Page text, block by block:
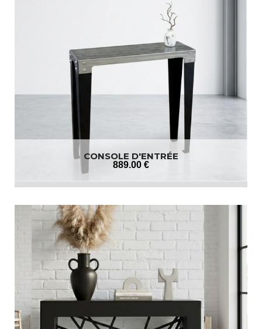
CONSOLE D'ENTRÉE
889.00 €